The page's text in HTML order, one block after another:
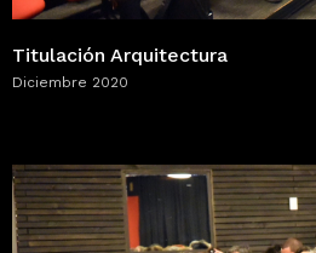
Titulación Arquitectura
Diciembre 2020